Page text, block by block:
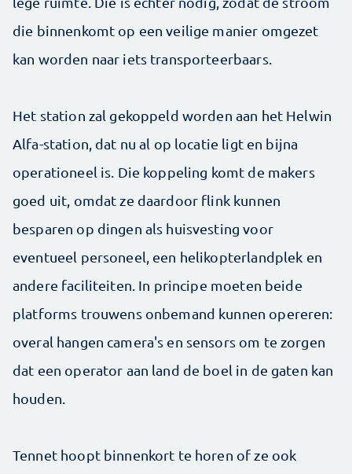
die binnenkomt op een veilige manier omgezet
kan worden naar iets transporteerbaars.
Het station zal gekoppeld worden aan het Helwin
Alfa-station, dat nu al op locatie ligt en bijna
operationeel is. Die koppeling komt de makers
goed uit, omdat ze daardoor flink kunnen
besparen op dingen als huisvesting voor
eventueel personeel, een helikopterlandplek en
andere faciliteiten. In principe moeten beide
platforms trouwens onbemand kunnen opereren:
overal hangen camera's en sensors om te zorgen
dat een operator aan land de boel in de gaten kan
houden.
Tennet hoopt binnenkort te horen of ze ook